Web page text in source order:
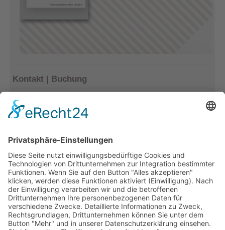
Kontakt | Buchung
Tel.: 033477–548940
info@archiv-heilpaedagogik.de
Kommende Veranstaltungen
INTERNATIONALES ARCHIV
FÜR HEILPÄDAGOGIK
Emil E. Kobi Institut